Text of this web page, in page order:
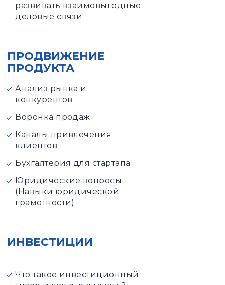
развивать взаимовыгодные
деловые связи
ПРОДВИЖЕНИЕ
ПРОДУКТА
Анализ рынка и
конкурентов
Воронка продаж
Каналы привлечения
клиентов
Бухгалтерия для стартапа
Юридические вопросы
(Навыки юридической
грамотности)
ИНВЕСТИЦИИ
Что такое инвестиционный